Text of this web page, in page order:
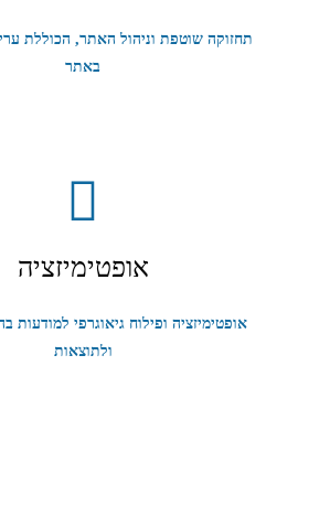
תחזוקה שוטפת וניהול האתר, הכוללת
באתר
אופטימיזציה
אופטימיזציה ופילוח גיאוגרפי למודעות
ולתוצאות